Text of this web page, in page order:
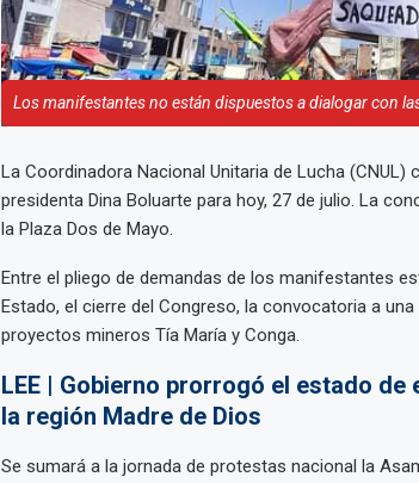
Los manifestantes no están dispuestos a dialogar con
La Coordinadora Nacional Unitaria de Lucha
presidenta Dina Boluarte para hoy, 27 de julio. La
la Plaza Dos de Mayo.
Entre el pliego de demandas de los manifestantes
Estado, el cierre del Congreso, la convocatoria a
proyectos mineros Tía María y Conga.
LEE | Gobierno prorrogó el estado
la región Madre de Dios
Se sumará a la jornada de protestas nacional la